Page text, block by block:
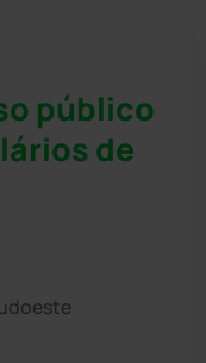
público
de